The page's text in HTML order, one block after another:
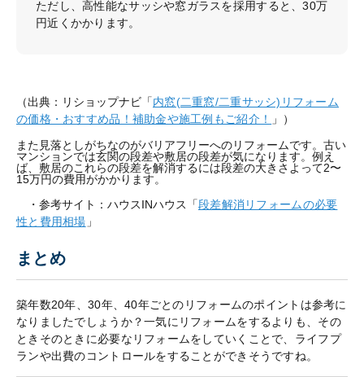
ただし、高性能なサッシや窓ガラスを採用すると、30万
円近くかかります。
（出典：リショップナビ「内窓(二重窓/二重サッシ)リフォーム
の価格・おすすめ品！補助金や施工例もご紹介！
」）
また見落としがちなのがバリアフリーへのリフォームです。古い
マンションでは玄関の段差や敷居の段差が気になります。例え
ば、敷居のこれらの段差を解消するには段差の大きさよって2〜
15万円の費用がかかります。
・参考サイト：ハウスINハウス「段差解消リフォームの必要
性と費用相場 」
まとめ
築年数20年、30年、40年ごとのリフォームのポイントは参考に
なりましたでしょうか？一気にリフォームをするよりも、その
ときそのときに必要なリフォームをしていくことで、ライフプ
ランや出費のコントロールをすることができそうですね。